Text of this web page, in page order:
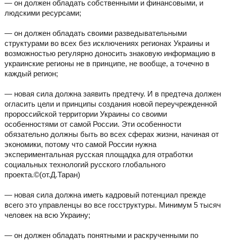
— он должен обладать собственными и финансовыми, и
людскими ресурсами;
— он должен обладать своими разведывательными
структурами во всех без исключениях регионах Украины и
возможностью регулярно доносить знаковую информацию в
украинские регионы не в принципе, не вообще, а точечно в
каждый регион;
— новая сила должна заявить предтечу. И в предтеча должен
огласить цели и принципы создания новой переучрежденной
пророссийской территории Украины со своими
особенностями от самой России. Эти особенности
обязательно должны быть во всех сферах жизни, начиная от
экономики, потому что самой России нужна
экспериментальная русская площадка для отработки
социальных технологий русского глобального
проекта.©(от.Д.Таран)
— новая сила должна иметь кадровый потенциал прежде
всего это управленцы во все госструктуры. Минимум 5 тысяч
человек на всю Украину;
— он должен обладать понятными и раскрученными по